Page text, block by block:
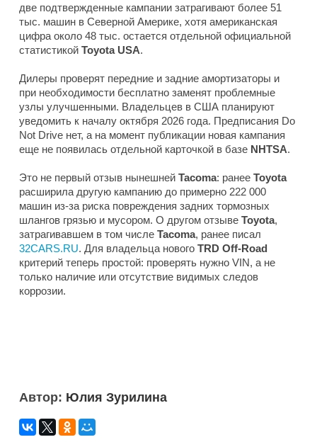
две подтвержденные кампании затрагивают более 51
тыс. машин в Северной Америке, хотя американская
цифра около 48 тыс. остается отдельной официальной
статистикой Toyota USA.
Дилеры проверят передние и задние амортизаторы и
при необходимости бесплатно заменят проблемные
узлы улучшенными. Владельцев в США планируют
уведомить к началу октября 2026 года. Предписания Do
Not Drive нет, а на момент публикации новая кампания
еще не появилась отдельной карточкой в базе NHTSA.
Это не первый отзыв нынешней Tacoma: ранее Toyota
расширила другую кампанию до примерно 222 000
машин из-за риска повреждения задних тормозных
шлангов грязью и мусором. О другом отзыве Toyota,
затрагивавшем в том числе Tacoma, ранее писал
32CARS.RU. Для владельца нового TRD Off-Road
критерий теперь простой: проверять нужно VIN, а не
только наличие или отсутствие видимых следов
коррозии.
Автор: Юлия Зурилина